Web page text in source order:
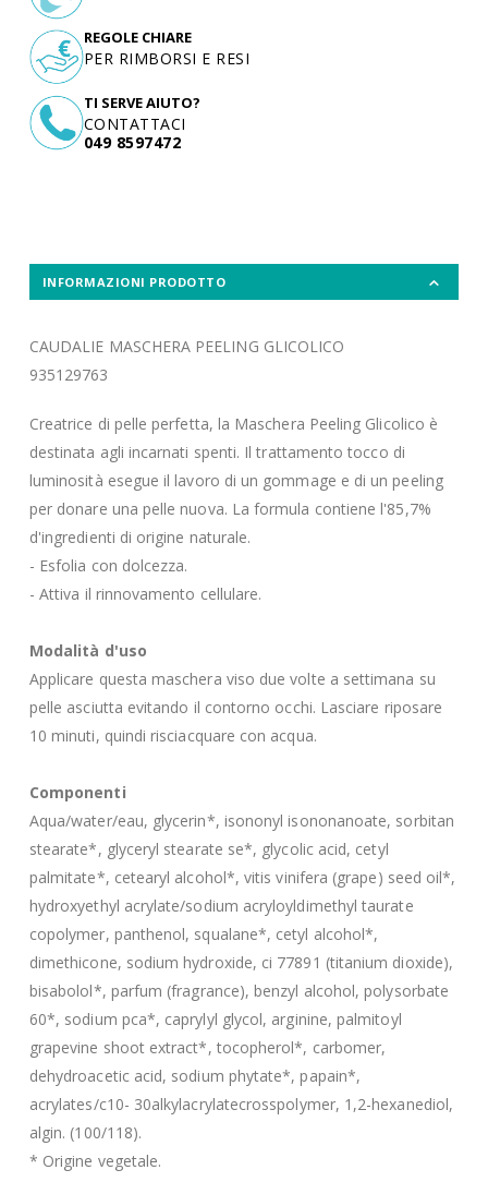
TI SERVE AIUTO?
CONTATTACI
049 8597472
REGOLE CHIARE
PER RIMBORSI E RESI
INFORMAZIONI PRODOTTO
CAUDALIE MASCHERA PEELING GLICOLICO
935129763
Creatrice di pelle perfetta, la Maschera Peeling Glicolico è
destinata agli incarnati spenti. Il trattamento tocco di
luminosità esegue il lavoro di un gommage e di un peeling
per donare una pelle nuova. La formula contiene l'85,7%
d'ingredienti di origine naturale.
- Esfolia con dolcezza.
- Attiva il rinnovamento cellulare.
Modalità d'uso
Applicare questa maschera viso due volte a settimana su
pelle asciutta evitando il contorno occhi. Lasciare riposare
10 minuti, quindi risciacquare con acqua.
Componenti
Aqua/water/eau, glycerin*, isononyl isononanoate, sorbitan
stearate*, glyceryl stearate se*, glycolic acid, cetyl
palmitate*, cetearyl alcohol*, vitis vinifera (grape) seed oil*,
hydroxyethyl acrylate/sodium acryloyldimethyl taurate
copolymer, panthenol, squalane*, cetyl alcohol*,
dimethicone, sodium hydroxide, ci 77891 (titanium dioxide),
bisabolol*, parfum (fragrance), benzyl alcohol, polysorbate
60*, sodium pca*, caprylyl glycol, arginine, palmitoyl
grapevine shoot extract*, tocopherol*, carbomer,
dehydroacetic acid, sodium phytate*, papain*,
acrylates/c10- 30alkylacrylatecrosspolymer, 1,2-hexanediol,
algin. (100/118).
* Origine vegetale.